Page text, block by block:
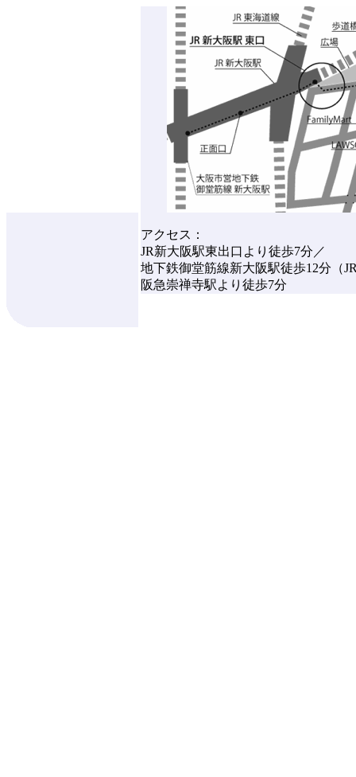
アクセス：
JR新大阪駅東出口より徒歩7分／
地下鉄御堂筋線新大阪駅徒歩12分（
阪急崇禅寺駅より徒歩7分